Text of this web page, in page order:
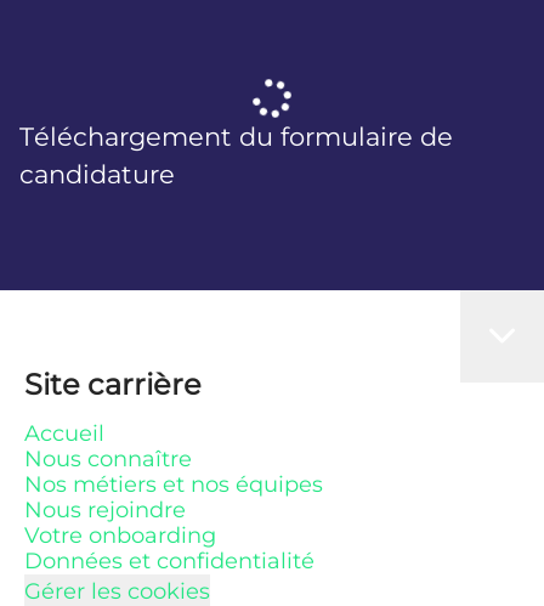
Téléchargement du formulaire de
candidature
Site carrière
Accueil
Nous connaître
Nos métiers et nos équipes
Nous rejoindre
Votre onboarding
Données et confidentialité
Gérer les cookies